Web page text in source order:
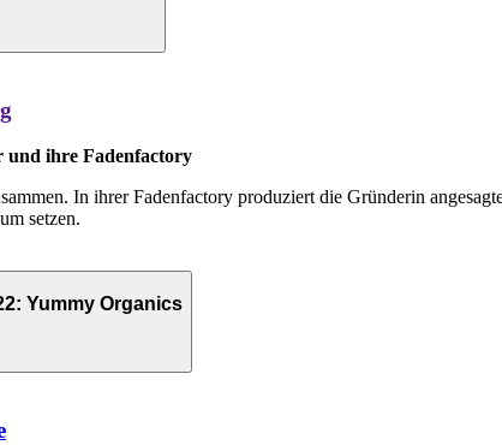
und ihre Fadenfactory
In ihrer Fadenfactory produziert die Gründerin
setzen.
Yummy Organics